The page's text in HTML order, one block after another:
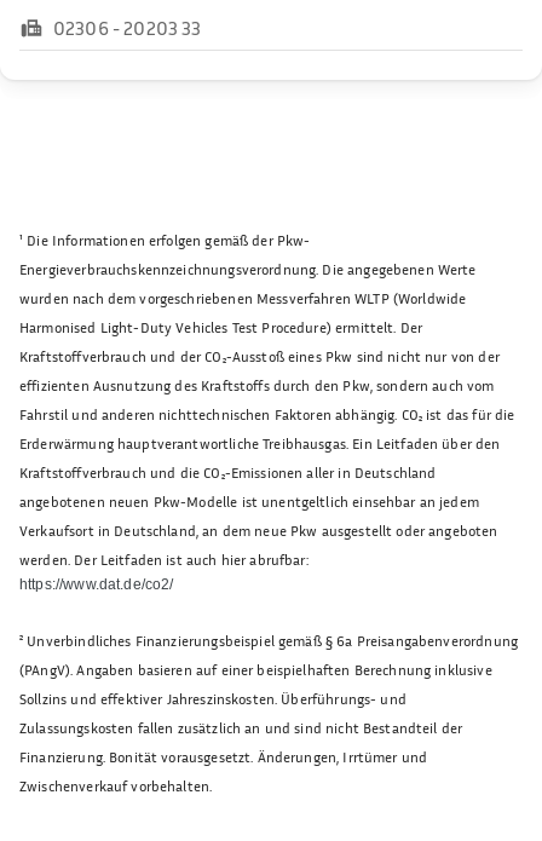
02306 - 20203 33
¹ Die Informationen erfolgen gemäß der Pkw-
Energieverbrauchskennzeichnungsverordnung. Die angegebenen Werte
wurden nach dem vorgeschriebenen Messverfahren WLTP (Worldwide
Harmonised Light-Duty Vehicles Test Procedure) ermittelt. Der
Kraftstoffverbrauch und der CO₂-Ausstoß eines Pkw sind nicht nur von der
effizienten Ausnutzung des Kraftstoffs durch den Pkw, sondern auch vom
Fahrstil und anderen nichttechnischen Faktoren abhängig. CO₂ ist das für die
Erderwärmung hauptverantwortliche Treibhausgas. Ein Leitfaden über den
Kraftstoffverbrauch und die CO₂-Emissionen aller in Deutschland
angebotenen neuen Pkw-Modelle ist unentgeltlich einsehbar an jedem
Verkaufsort in Deutschland, an dem neue Pkw ausgestellt oder angeboten
werden. Der Leitfaden ist auch hier abrufbar:
https://www.dat.de/co2/
² Unverbindliches Finanzierungsbeispiel gemäß § 6a Preisangabenverordnung
(PAngV). Angaben basieren auf einer beispielhaften Berechnung inklusive
Sollzins und effektiver Jahreszinskosten. Überführungs- und
Zulassungskosten fallen zusätzlich an und sind nicht Bestandteil der
Finanzierung. Bonität vorausgesetzt. Änderungen, Irrtümer und
Zwischenverkauf vorbehalten.